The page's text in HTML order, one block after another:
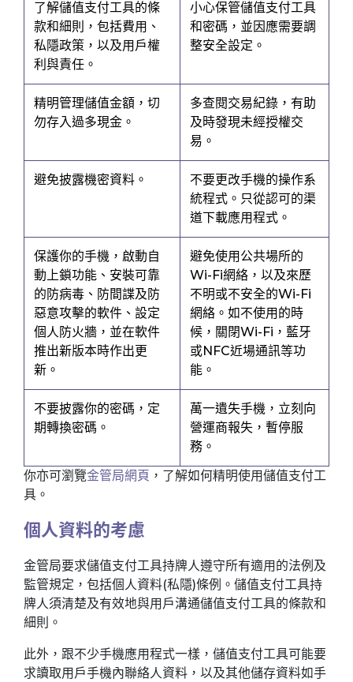
了解儲值支付工具的條
款和細則，包括費用、
私隱政策，以及用戶權
利與責任。
小心保管儲值支付工具
和密碼，並因應需要調
整安全設定。
精明管理儲值金額，切
勿存入過多現金。
多查閱交易紀錄，有助
及時發現未經授權交
易。
避免披露機密資料。
不要更改手機的操作系
統程式。只從認可的渠
道下載應用程式。
保護你的手機，啟動自
動上鎖功能、安裝可靠
的防病毒、防間諜及防
惡意攻擊的軟件、設定
個人防火牆，並在軟件
推出新版本時作出更
新。
避免使用公共場所的
Wi-Fi網絡，以及來歷
不明或不安全的Wi-Fi
網絡。如不使用的時
候，關閉Wi-Fi，藍牙
或NFC近場通訊等功
能。
不要披露你的密碼，定
期轉換密碼。
萬一遺失手機，立刻向
營運商報失，暫停服
務。
你亦可瀏覽金管局網頁 ，了解如何精明使用儲值支付工
具。
個人資料的考慮
金管局要求儲值支付工具持牌人遵守所有適用的法例及
監管規定，包括個人資料(私隱)條例。儲值支付工具持
牌人須清楚及有效地與用戶溝通儲值支付工具的條款和
細則。
此外，跟不少手機應用程式一樣，儲值支付工具可能要
求讀取用戶手機內聯絡人資料，以及其他儲存資料如手